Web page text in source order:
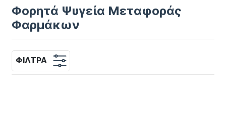
Φορητά Ψυγεία Μεταφοράς
Φαρμάκων
ΦΊΛΤΡΑ